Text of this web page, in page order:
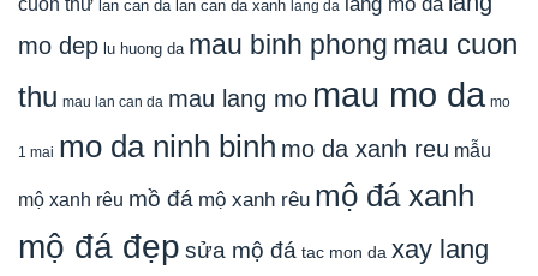
cuốn thư lan can da lan can da xanh lang da
mo dep lu huong da mau binh phong mau cuon
thu mau lan can da mau lang mo mau mo da mo
1 mai mo da ninh binh mo da xanh reu mẫu
mộ xanh rêu mồ đá mộ xanh rêu mộ đá xanh
mộ đá đẹp sửa mộ đá tac mon da xay lang